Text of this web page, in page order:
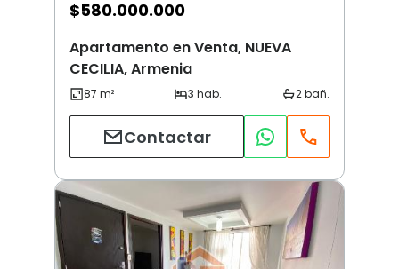
$580.000.000
Apartamento en Venta, NUEVA
CECILIA, Armenia
Contactar